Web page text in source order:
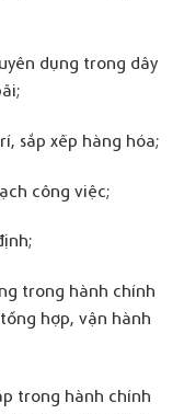
dụng trong dây
sắp xếp hàng hóa;
công việc;
trong hành chính
hợp, vận hành
trong hành chính